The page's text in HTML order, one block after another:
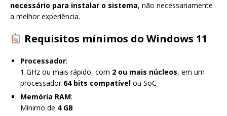
necessário para instalar o sistema, não necessariamente
a melhor experiência.
Requisitos mínimos do Windows 11
Processador:
1 GHz ou mais rápido, com 2 ou mais núcleos, em um
processador 64 bits compatível ou SoC
Memória RAM:
Mínimo de 4 GB